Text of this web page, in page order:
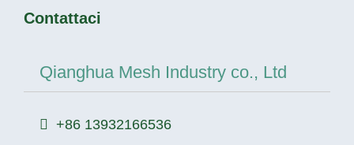
Contattaci
Qianghua Mesh Industry co., Ltd
+86 13932166536